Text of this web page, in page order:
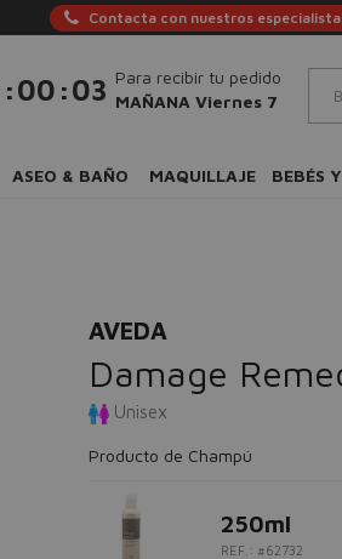
Contacta con nuestros
:00 :02 Para recibir tu pedido
MAÑANA Viernes 7
ASEO & BAÑO MAQUILLAJE BEBÉS
AVEDA
Damage
Unisex
Producto de Champú
250ml
REF.: #62732